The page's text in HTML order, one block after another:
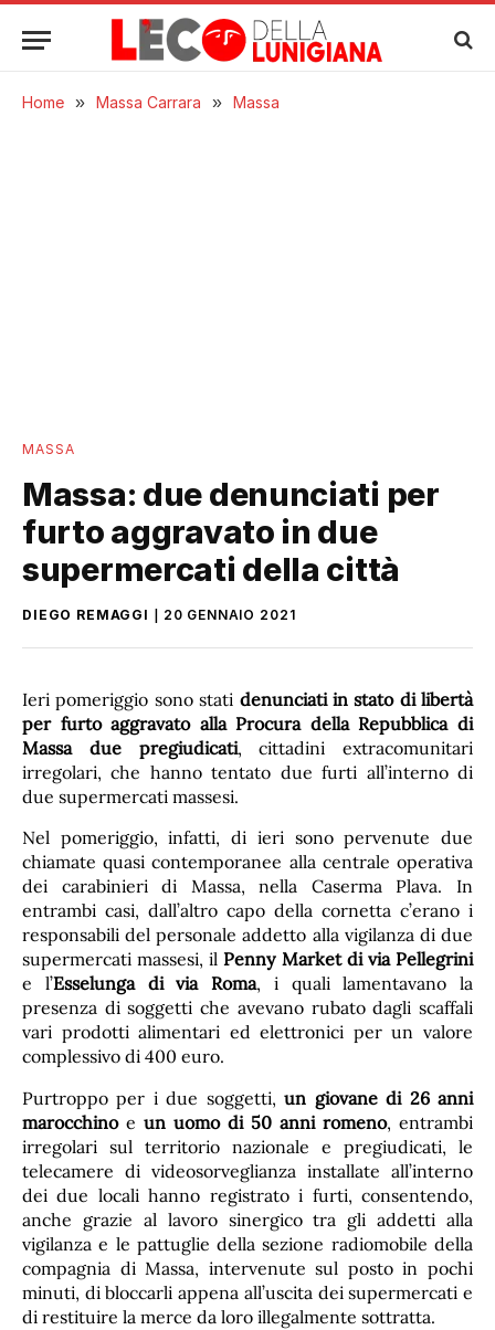
Home » Massa Carrara » Massa
MASSA
Massa: due denunciati per
furto aggravato in due
supermercati della città
DIEGO REMAGGI 20 GENNAIO 2021
Ieri pomeriggio sono stati denunciati in stato di libertà
per furto aggravato alla Procura della Repubblica di
Massa due pregiudicati, cittadini extracomunitari
irregolari, che hanno tentato due furti all’interno di
due supermercati massesi.
Nel pomeriggio, infatti, di ieri sono pervenute due
chiamate quasi contemporanee alla centrale operativa
dei carabinieri di Massa, nella Caserma Plava. In
entrambi casi, dall’altro capo della cornetta c’erano i
responsabili del personale addetto alla vigilanza di due
supermercati massesi, ilPenny Market di via Pellegrini
e l’Esselunga di via Roma, i quali lamentavano la
presenza di soggetti che avevano rubato dagli scaffali
vari prodotti alimentari ed elettronici per un valore
complessivo di 400 euro.
Purtroppo per i due soggetti,un giovane di 26 anni
marocchinoe un uomo di 50 anni romeno, entrambi
irregolari sul territorio nazionale e pregiudicati, le
telecamere di videosorveglianza installate all’interno
dei due locali hanno registrato i furti, consentendo,
anche grazie al lavoro sinergico tra gli addetti alla
vigilanza e le pattuglie della sezione radiomobile della
compagnia di Massa, intervenute sul posto in pochi
minuti, di bloccarli appena all’uscita dei supermercati e
di restituire la merce da loro illegalmente sottratta.